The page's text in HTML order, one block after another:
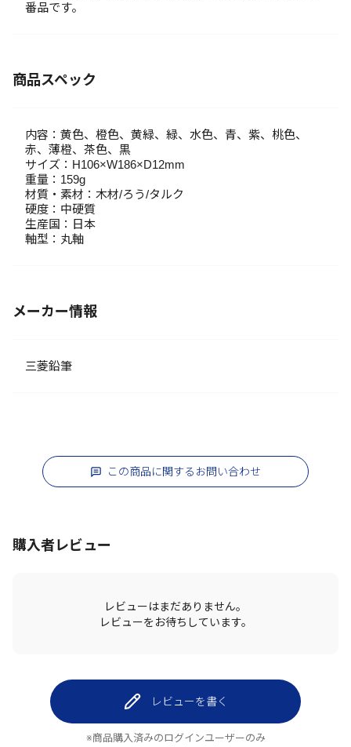
番品です。
商品スペック
内容：黄色、橙色、黄緑、緑、水色、青、紫、桃色、
赤、薄橙、茶色、黒
サイズ：H106×W186×D12mm
重量：159g
材質・素材：木材/ろう/タルク
硬度：中硬質
生産国：日本
軸型：丸軸
メーカー情報
三菱鉛筆
この商品に関するお問い合わせ
購入者レビュー
レビューはまだありません。
レビューをお待ちしています。
レビューを書く
※商品購入済みのログインユーザーのみ